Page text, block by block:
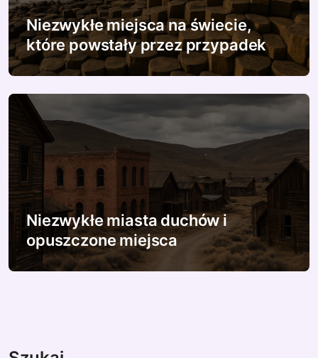
Niezwykłe miejsca na świecie,
które powstały przez przypadek
Niezwykłe miasta duchów i
opuszczone miejsca